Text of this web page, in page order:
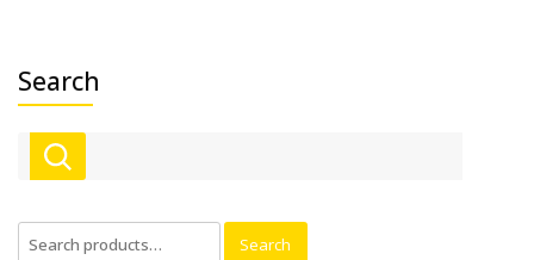
Search
Search
Search